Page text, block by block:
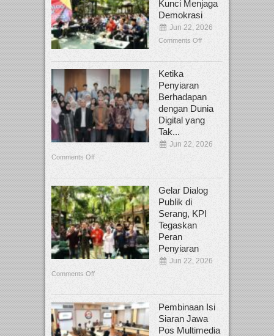
Kunci Menjaga
Demokrasi
Jun 22, 2026
Comments Off
Ketika
Penyiaran
Berhadapan
dengan Dunia
Digital yang
Tak...
Jun 22, 2026
Comments Off
Gelar Dialog
Publik di
Serang, KPI
Tegaskan
Peran
Penyiaran
Jun 22, 2026
Comments Off
Pembinaan Isi
Siaran Jawa
Pos Multimedia